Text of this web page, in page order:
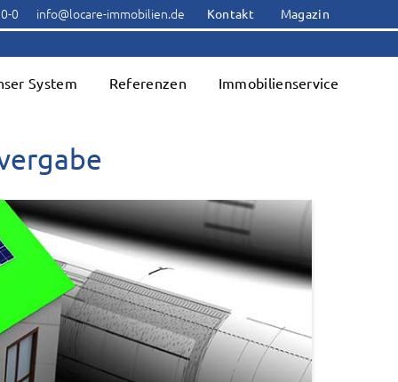
Magazin
Kontakt
0 info@locare-immobilien.de
System Referenzen Immobilienservice